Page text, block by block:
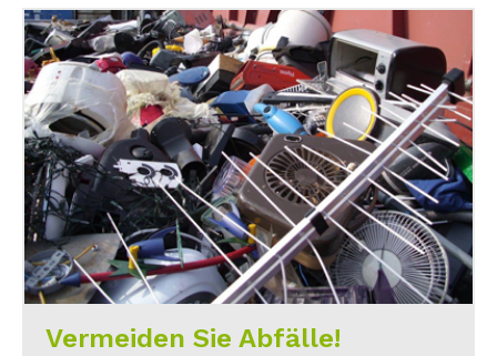
Vermeiden Sie Abfälle!